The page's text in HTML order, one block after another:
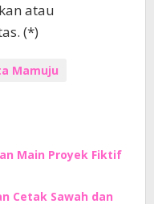
atau
(*)
Mamuju
Main Proyek Fiktif
Cetak Sawah dan